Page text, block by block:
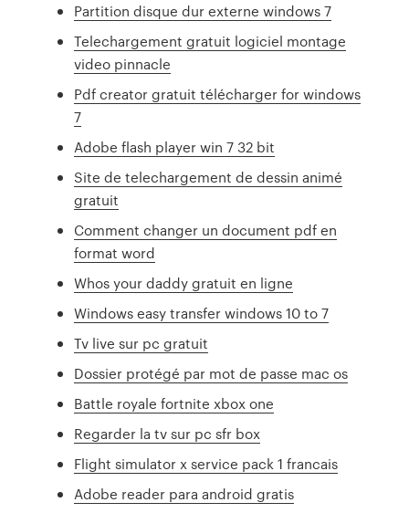
Partition disque dur externe windows 7
Telechargement gratuit logiciel montage
video pinnacle
Pdf creator gratuit télécharger for windows
7
Adobe flash player win 7 32 bit
Site de telechargement de dessin animé
gratuit
Comment changer un document pdf en
format word
Whos your daddy gratuit en ligne
Windows easy transfer windows 10 to 7
Tv live sur pc gratuit
Dossier protégé par mot de passe mac os
Battle royale fortnite xbox one
Regarder la tv sur pc sfr box
Flight simulator x service pack 1 francais
Adobe reader para android gratis